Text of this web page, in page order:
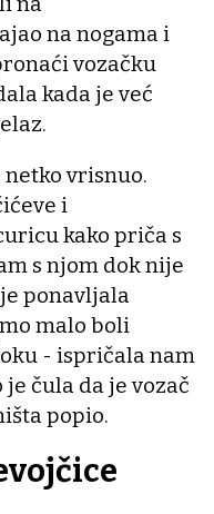
na nogama i
vozačku
kada je već
netko vrisnuo.
i
kako priča s
s njom dok nije
ponavljala
malo boli
- ispričala nam
čula da je vozač
popio.